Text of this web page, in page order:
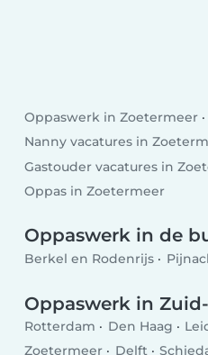
Oppaswerk in Zoetermeer
Nanny vacatures in
Gastouder vacatures in
Oppas in Zoetermeer
Oppaswerk in de
Berkel en Rodenrijs
Oppaswerk in
Rotterdam Den Haag
Zoetermeer
Delft